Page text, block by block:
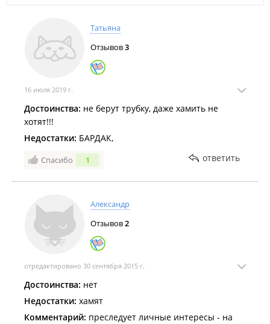
Татьяна
Отзывов3
16 июля 2019 г.
Достоинства: не берут трубку, даже хамить не
хотят!!!
Недостатки: БАРДАК,
Спасибо 1 ответить
Александр
Отзывов2
отредактировано 30 сентября 2015 г.
Достоинства: нет
Недостатки: хамят
Комментарий: преследует личные интересы - на